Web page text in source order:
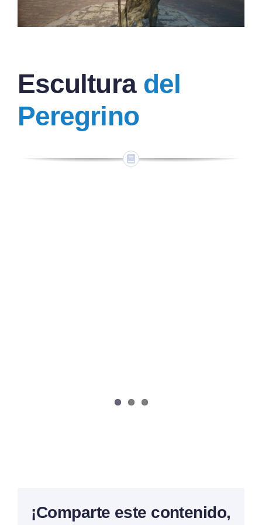
Escultura del
Peregrino
¡Comparte este contenido,